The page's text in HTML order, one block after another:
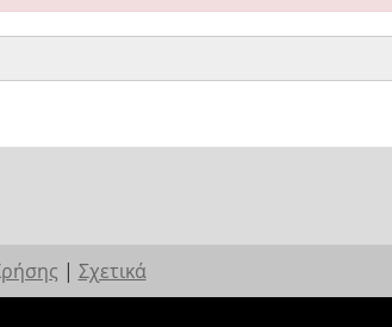
| Σχετικά